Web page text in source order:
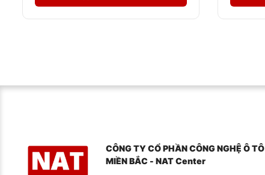
CÔNG TY CỔ PHẦN CÔNG NGHỆ Ô TÔ
MIỀN BẮC - NAT Center